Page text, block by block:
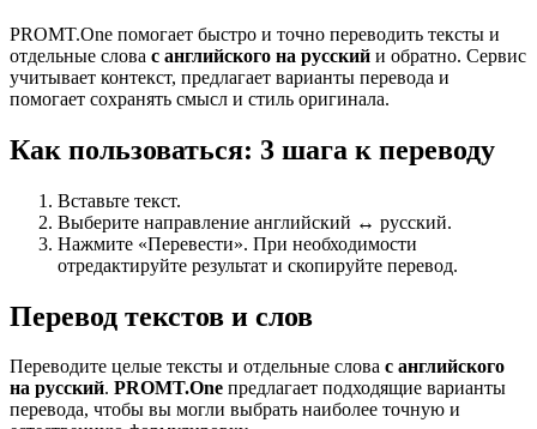
PROMT.One помогает быстро и точно переводить тексты и
отдельные слова с английского на русский и обратно. Сервис
учитывает контекст, предлагает варианты перевода и
помогает сохранять смысл и стиль оригинала.
Как пользоваться: 3 шага к переводу
Вставьте текст.
Выберите направление английский ↔ русский.
Нажмите «Перевести». При необходимости
отредактируйте результат и скопируйте перевод.
Перевод текстов и слов
Переводите целые тексты и отдельные слова с английского
на русский. PROMT.One предлагает подходящие варианты
перевода, чтобы вы могли выбрать наиболее точную и